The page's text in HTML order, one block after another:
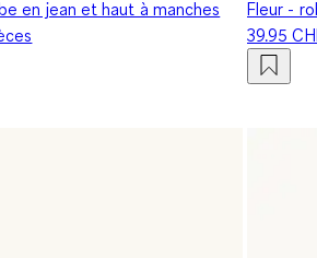
en jean et haut à manches
Fleur -
39.95